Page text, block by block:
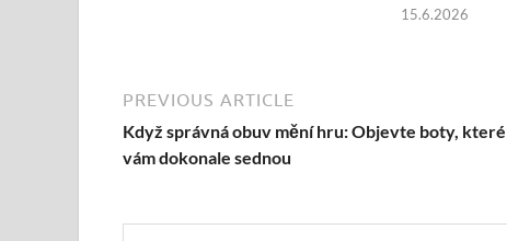
15.6.2026
PREVIOUS ARTICLE
Když správná obuv mění hru: Objevte boty, které
vám dokonale sednou